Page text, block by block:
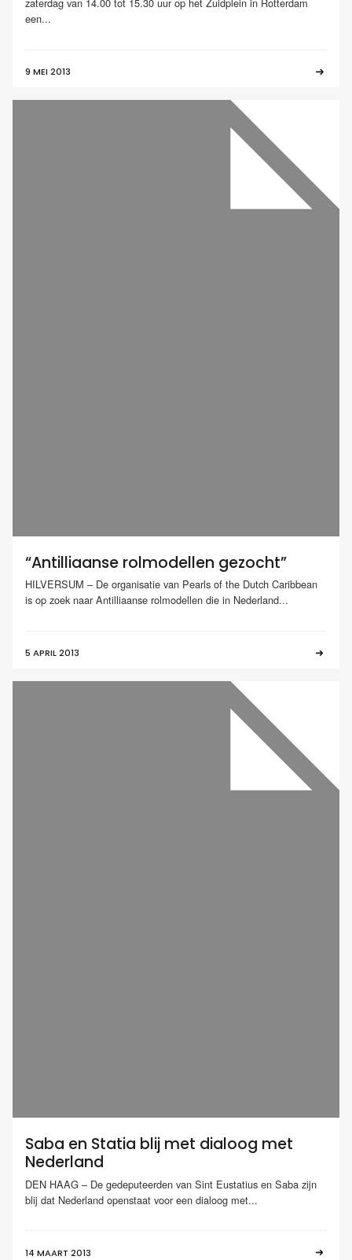
een...
9 MEI 2013
“Antilliaanse rolmodellen gezocht”
HILVERSUM – De organisatie van Pearls of the Dutch Caribbean
is op zoek naar Antilliaanse rolmodellen die in Nederland...
5 APRIL 2013
Saba en Statia blij met dialoog met
Nederland
DEN HAAG – De gedeputeerden van Sint Eustatius en Saba zijn
blij dat Nederland openstaat voor een dialoog met...
14 MAART 2013